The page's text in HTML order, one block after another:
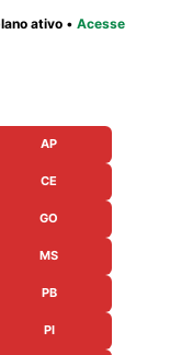
ativo •Acesse
AP
CE
GO
MS
PB
PI